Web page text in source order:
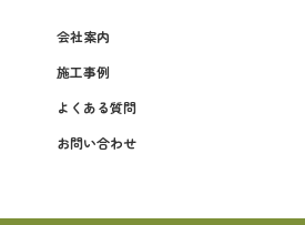
会社案内
施工事例
よくある質問
お問い合わせ